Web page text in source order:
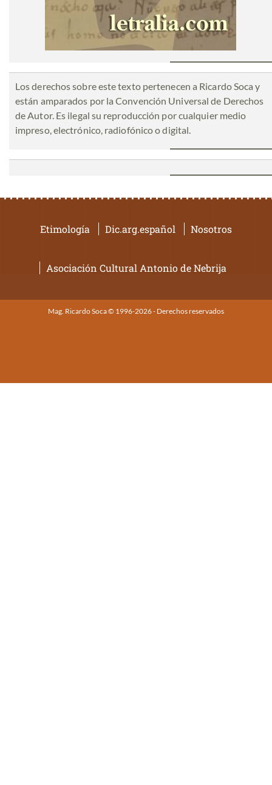
Los derechos sobre este texto pertenecen a Ricardo Soca y
están amparados por la Convención Universal de Derechos
de Autor. Es ilegal su reproducción por cualquier medio
impreso, electrónico, radiofónico o digital.
Etimología Dic.arg.español Nosotros
Asociación Cultural Antonio de Nebrija
Mag. Ricardo Soca © 1996-2026 - Derechos reservados